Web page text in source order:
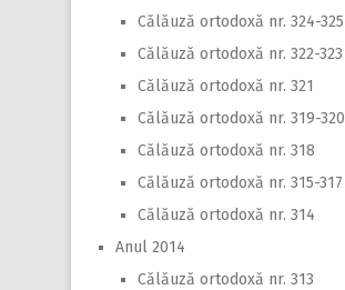
Călăuză ortodoxă nr. 324-325
Călăuză ortodoxă nr. 322-323
Călăuză ortodoxă nr. 321
Călăuză ortodoxă nr. 319-320
Călăuză ortodoxă nr. 318
Călăuză ortodoxă nr. 315-317
Călăuză ortodoxă nr. 314
Anul 2014
Călăuză ortodoxă nr. 313